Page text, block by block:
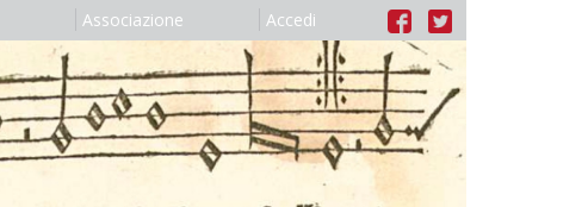
Associazione Accedi